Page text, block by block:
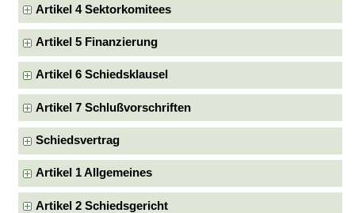
Artikel 4 Sektorkomitees
Artikel 5 Finanzierung
Artikel 6 Schiedsklausel
Artikel 7 Schlußvorschriften
Schiedsvertrag
Artikel 1 Allgemeines
Artikel 2 Schiedsgericht